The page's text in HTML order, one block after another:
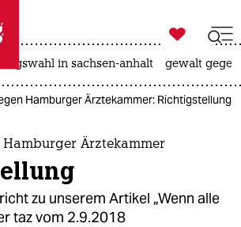
taz zahl ich
taz zahl ich

taz zahl ich
in sachsen-anhalt gewalt
Hamburger Ärztekammer: Richtigstellung
Ärztekammer
zu unserem Artikel „Wenn alle
taz vom 2.9.2018